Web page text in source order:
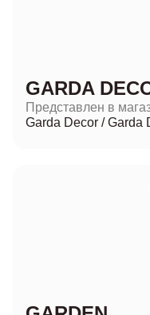
GARDA
Представлен в
Garda Decor /Garda